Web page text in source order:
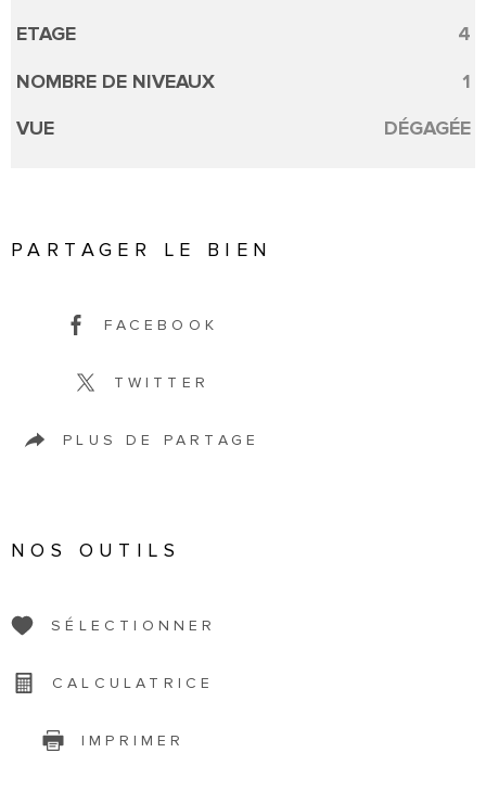
ETAGE
4
NOMBRE DE NIVEAUX
1
VUE
DÉGAGÉE
PARTAGER LE BIEN
FACEBOOK
TWITTER
PLUS DE PARTAGE
NOS OUTILS
SÉLECTIONNER
CALCULATRICE
IMPRIMER